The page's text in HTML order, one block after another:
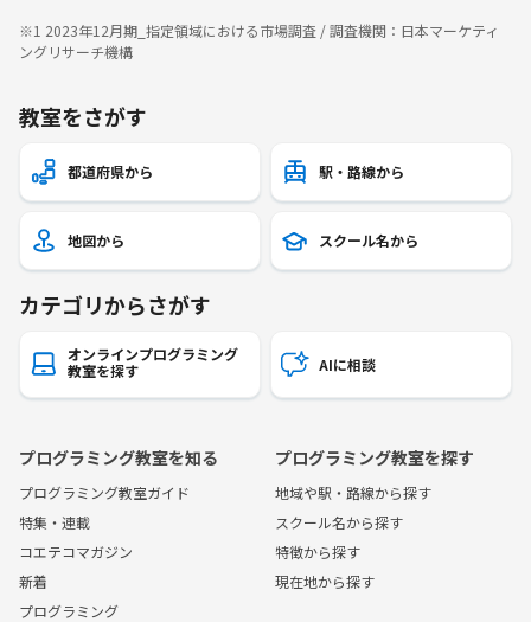
※1 2023年12月期_指定領域における市場調査 / 調査機関：日本マーケティ
ングリサーチ機構
教室をさがす
都道府県から 駅・路線から
地図から スクール名から
カテゴリからさがす
オンラインプログラミング
教室を探す
AIに相談
プログラミング教室を知る
プログラミング教室ガイド
特集・連載
コエテコマガジン
新着
プログラミング
プログラミング教室を探す
地域や駅・路線から探す
スクール名から探す
特徴から探す
現在地から探す